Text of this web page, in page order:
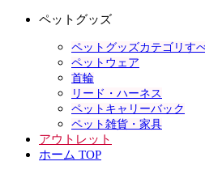
ペットグッズ
ペットグッズカテゴリす
ペットウェア
首輪
リード・ハーネス
ペットキャリーバック
ペット雑貨・家具
アウトレット
ホーム TOP